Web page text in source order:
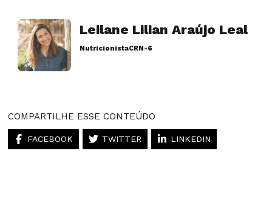
Leilane Lilian Araújo Leal
NutricionistaCRN-6
COMPARTILHE ESSE CONTEÚDO
FACEBOOK TWITTER LINKEDIN